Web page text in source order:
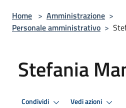
Home > Amministrazione >
Personale amministrativo >
Stefania
Condividi Vedi azioni